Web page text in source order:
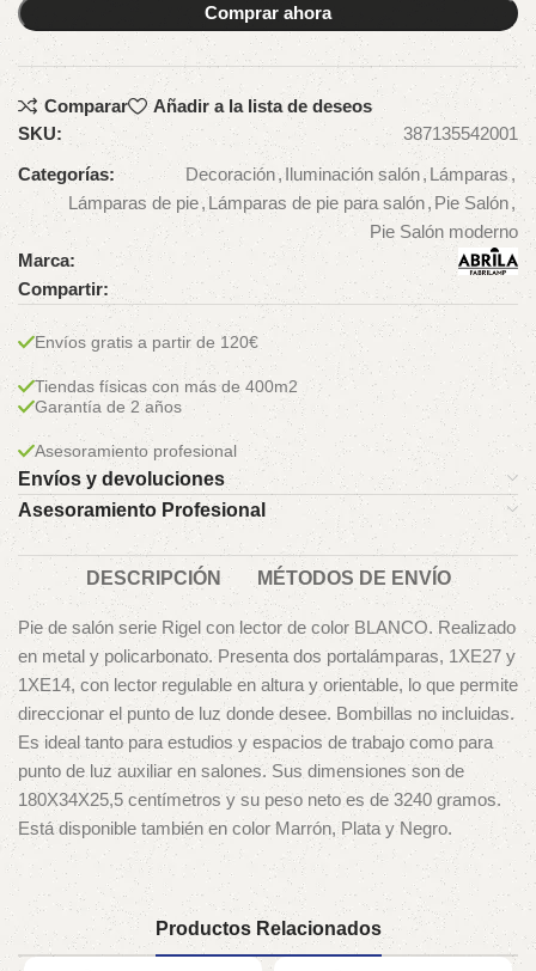
Comprar ahora
Comparar
Añadir a la lista de deseos
SKU:
387135542001
Categorías:
Decoración, Iluminación salón, Lámparas ,
Lámparas de pie, Lámparas de pie para salón,Pie Salón,
Pie Salón moderno
Marca:
Compartir:
Envíos gratis a partir de 120€
Tiendas físicas con más de 400m2
Garantía de 2 años
Asesoramiento profesional
Envíos y devoluciones
Asesoramiento Profesional
DESCRIPCIÓN MÉTODOS DE ENVÍO
Pie de salón serie Rigel con lectorde color BLANCO. Realizado
en metal y policarbonato. Presenta dos portalámparas, 1XE27 y
1XE14, con lector regulable en altura y orientable, lo que permite
direccionar el punto de luz donde desee. Bombillas no incluidas.
Es ideal tanto para estudios y espacios de trabajo como para
punto de luz auxiliar en salones. Sus dimensiones son de
180X34X25,5 centímetros y su peso neto es de 3240 gramos.
Está disponible también en color Marrón, Plata y Negro.
Productos Relacionados